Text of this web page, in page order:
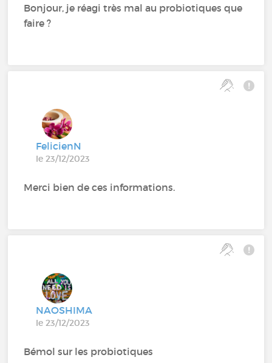
Bonjour, je réagi très mal au probiotiques que
faire ?
FelicienN
le 23/12/2023
Merci bien de ces informations.
NAOSHIMA
le 23/12/2023
Bémol sur les probiotiques